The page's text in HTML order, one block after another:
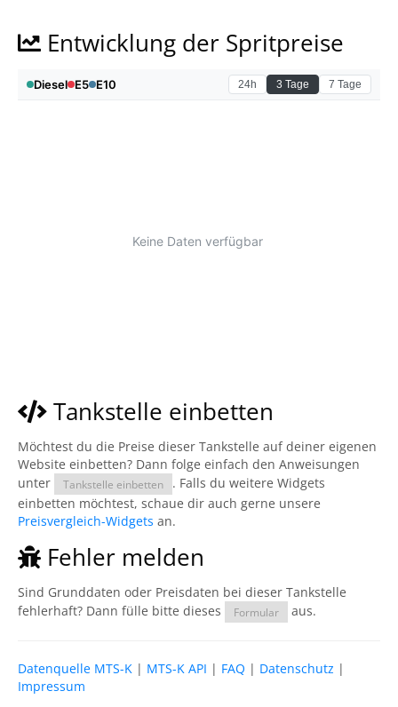
Entwicklung der Spritpreise
Tankstelle einbetten
Möchtest du die Preise dieser Tankstelle auf deiner eigenen
Website einbetten? Dann folge einfach den Anweisungen
unter
Tankstelle einbetten
. Falls du weitere Widgets
einbetten möchtest, schaue dir auch gerne unsere
Preisvergleich-Widgets an.
Fehler melden
Sind Grunddaten oder Preisdaten bei dieser Tankstelle
fehlerhaft? Dann fülle bitte dieses
Formular aus.
Datenquelle MTS-K | MTS-K API | FAQ | Datenschutz |
Impressum